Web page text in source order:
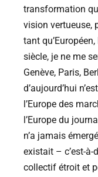
transformation
vision vertueuse,
tant
siècle, je ne me
Genève, Paris,
d’aujourd’hui
l’Europe des
l’Europe du
n’a jamais
existait – c’est-
collectif étroit et